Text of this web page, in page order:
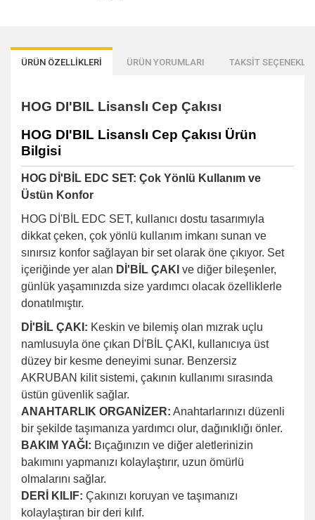
ÜRÜN ÖZELLİKLERİ ÜRÜN YORUMLARI TAKSİT
HOG DI'BIL Lisanslı Cep Çakısı
HOG DI'BIL Lisanslı Cep Çakısı Ürün
Bilgisi
HOG Dİ'BİL EDC SET: Çok Yönlü Kullanım ve
Üstün Konfor
HOG Dİ'BİL EDC SET, kullanıcı dostu tasarımıyla
dikkat çeken, çok yönlü kullanım imkanı sunan ve
sınırsız konfor sağlayan bir set olarak öne çıkıyor. Set
içeriğinde yer alan Dİ'BİL ÇAKI ve diğer bileşenler,
günlük yaşamınızda size yardımcı olacak özelliklerle
donatılmıştır.
Dİ'BİL ÇAKI: Keskin ve bilemiş olan mızrak uçlu
namlusuyla öne çıkan Dİ'BİL ÇAKI, kullanıcıya üst
düzey bir kesme deneyimi sunar. Benzersiz
AKRUBAN kilit sistemi, çakının kullanımı sırasında
üstün güvenlik sağlar.
ANAHTARLIK ORGANİZER: Anahtarlarınızı düzenli
bir şekilde taşımanıza yardımcı olur, dağınıklığı önler.
BAKIM YAĞI: Bıçağınızın ve diğer aletlerinizin
bakımını yapmanızı kolaylaştırır, uzun ömürlü
olmalarını sağlar.
DERİ KILIF: Çakınızı koruyan ve taşımanızı
kolaylaştıran bir deri kılıf.